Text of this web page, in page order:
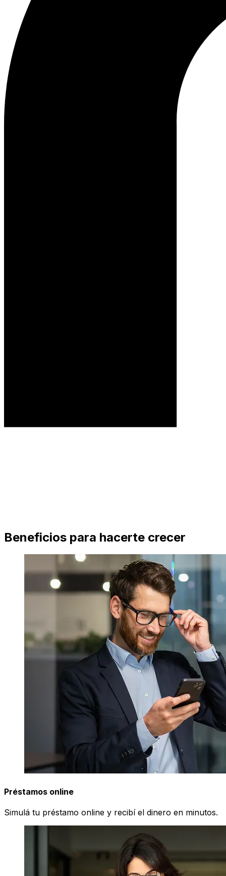
Beneficios para hacerte crecer
Préstamos online
Simulá tu préstamo online y recibí el dinero en minutos.